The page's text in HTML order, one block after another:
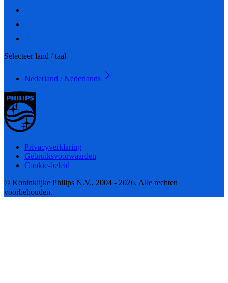
Selecteer land / taal
Nederland / Nederlands
Privacyverklaring
Gebruiksvoorwaarden
Cookie-beleid
© Koninklijke Philips N.V., 2004 - 2026. Alle rechten
voorbehouden.